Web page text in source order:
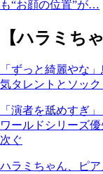
も“お顔の位置”が…
【ハラミち
「ずっと綺麗やな
気タレントとソッ
「演者を舐めすぎ
ワールドシリーズ
次ぐ
ハラミちゃん、ピ